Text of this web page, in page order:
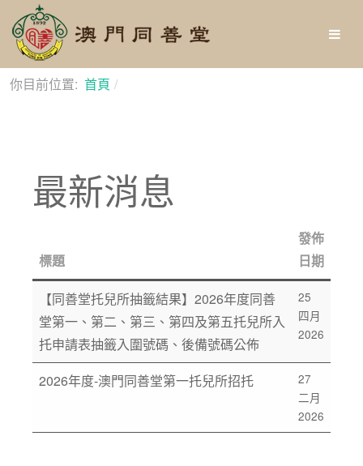
你目前位置: 首頁
最新消息
標題
發佈
日期
【同善堂托兒所抽籤結果】2026年度同善
堂第一、第二、第三、第四及第五托兒所入
托申請表抽籤入圍號碼、後備號碼公佈
25
四月
2026
2026年度-澳門同善堂第一托兒所招托
27
二月
2026